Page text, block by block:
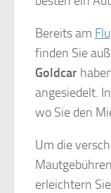
Bereits am
finden Sie
Goldcar
angesiedelt.
wo Sie den
Um die
erleichtern